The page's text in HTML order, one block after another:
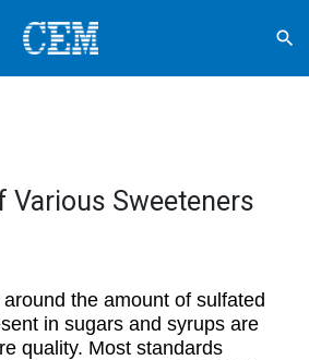
search
Various Sweeteners
the amount of sulfated
in sugars and syrups are
quality. Most standards